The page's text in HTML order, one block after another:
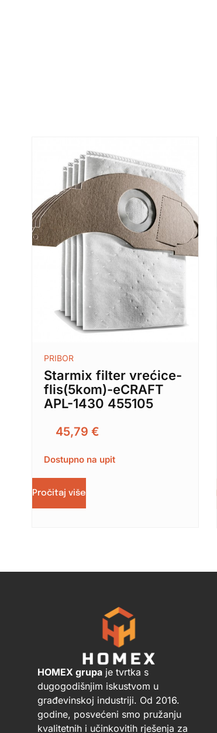
PRIBOR
Starmix filter vrećice-
flis(5kom)-eCRAFT
APL-1430 455105
45,79 €
Dostupno na upit
Pročitaj više
HOMEX grupaje tvrtka s
dugogodišnjim iskustvom u
građevinskoj industriji. Od 2016.
godine, posvećeni smo pružanju
kvalitetnih i učinkovitih rješenja za